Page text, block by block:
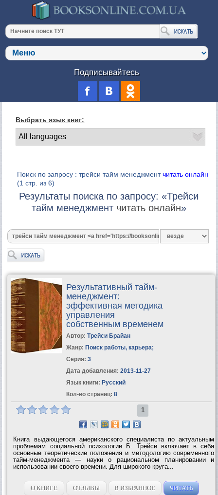
Подписывайтесь
Выбрать язык книг:
Поиск по запросу : трейси тайм менеджментчитать онлайн
(1 стр. из 6)
Результаты поиска по запросу: «Трейси
тайм менеджмент читать онлайн»
Результативный тайм-
менеджмент:
эффективная методика
управления
собственным временем
Автор: Трейси Брайан
Жанр: Поиск работы, карьера;
Серия: 3
Дата добавления: 2013-11-27
Язык книги: Русский
Кол-во страниц: 8
1
Книга выдающегося американского специалиста по актуальным
проблемам социальной психологии Б. Трейси включает в себя
основные теоретические положения и методологию современного
тайм-менеджмента — науки о рациональном планировании и
использовании своего времени. Для широкого круга...
О КНИГЕ ОТЗЫВЫ В ИЗБРАННОЕ ЧИТАТЬ